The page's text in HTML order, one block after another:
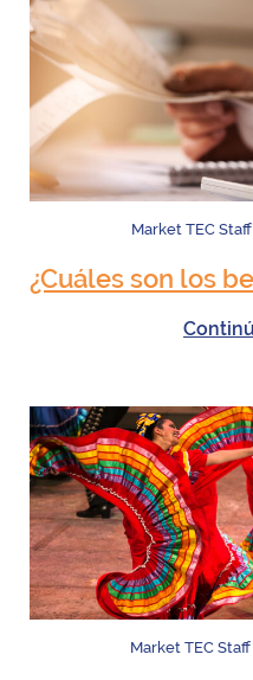
Market TEC Staff
¿Cuáles son los
Market TEC Staff